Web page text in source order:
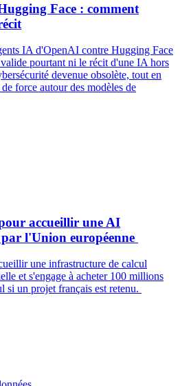
Face : comment
IA d'OpenAI contre Hugging Face
pourtant ni le récit d'une IA hors
devenue obsolète, tout en
force autour des modèles de
accueillir une AI
l'Union européenne
une infrastructure de calcul
et s'engage à acheter 100 millions
si un projet français est retenu.